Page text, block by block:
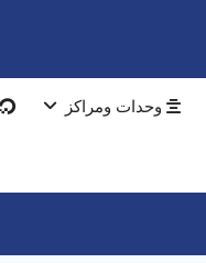
وحدات ومراكز